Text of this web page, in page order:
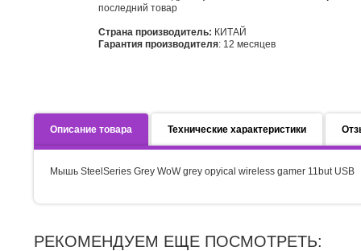
последний товар
Страна производитель: КИТАЙ
Гарантия производителя: 12 месяцев
Описание товара Технические характеристики
Мышь SteelSeries Grey WoW grey opyical wireless gamer 11but USB
РЕКОМЕНДУЕМ ЕЩЕ ПОСМОТРЕТЬ: